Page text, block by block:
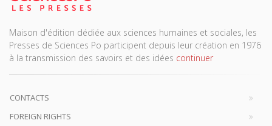
Maison d'édition dédiée aux sciences humaines et sociales, les
Presses de Sciences Po participent depuis leur création en 1976
à la transmission des savoirs et des idées continuer
CONTACTS
FOREIGN RIGHTS